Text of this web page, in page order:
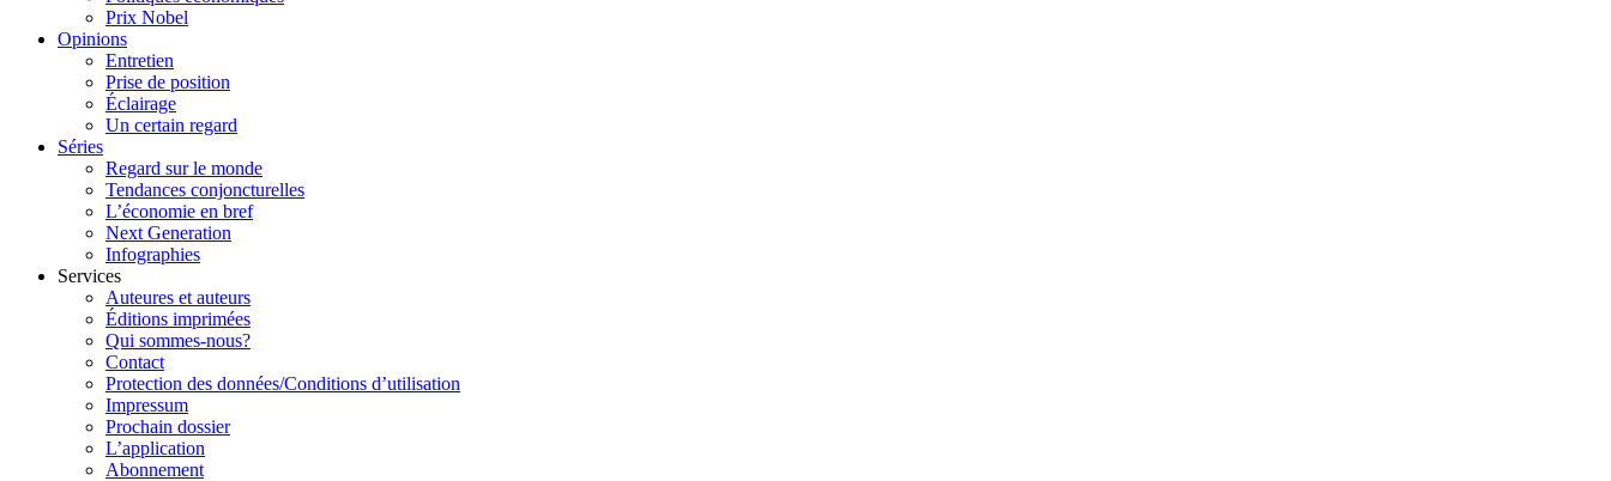
Prix Nobel
Opinions
Entretien
Prise de position
Éclairage
Un certain regard
Séries
Regard sur le monde
Tendances conjoncturelles
L’économie en bref
Next Generation
Infographies
Services
Auteures et auteurs
Éditions imprimées
Qui sommes-nous?
Contact
Protection des données/Conditions d’utilisation
Impressum
Prochain dossier
L’application
Abonnement